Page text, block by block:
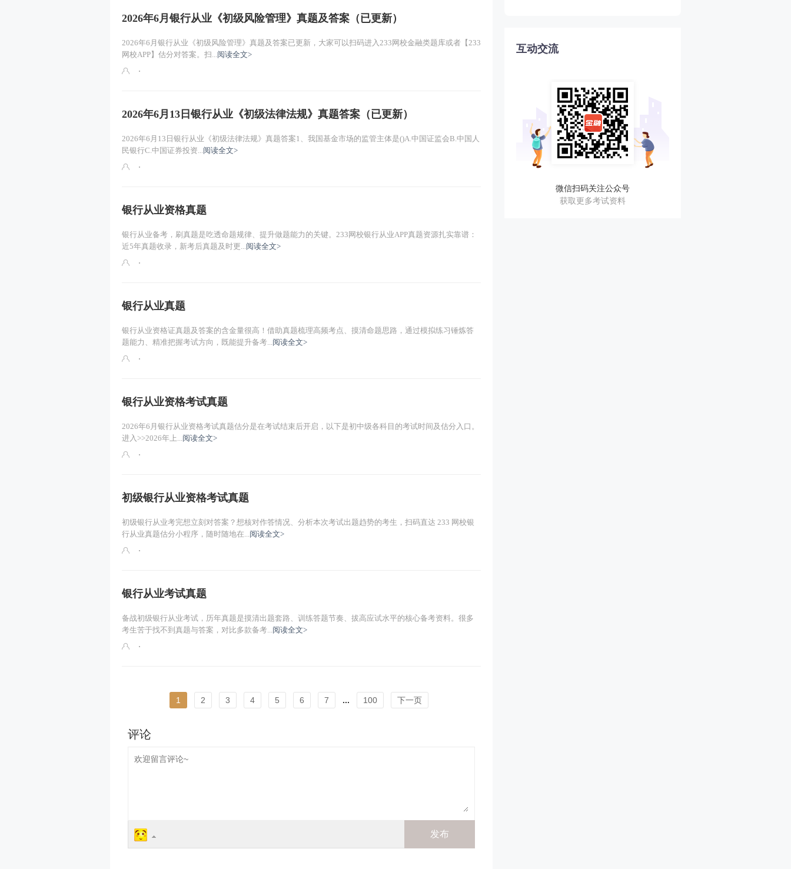
2026年6月银行从业《初级风险管理》真题及答案（已更新）
2026年6月银行从业《初级风险管理》真题及答案已更新，大家可以扫码进入233网校金融类题库或者【233
网校APP】估分对答案。扫...阅读全文>
2026年6月13日银行从业《初级法律法规》真题答案（已更新）
2026年6月13日银行从业《初级法律法规》真题答案1、我国基金市场的监管主体是()A.中国证监会B.中国人
民银行C.中国证券投资...阅读全文>
银行从业资格真题
银行从业备考，刷真题是吃透命题规律、提升做题能力的关键。233网校银行从业APP真题资源扎实靠谱：
近5年真题收录，新考后真题及时更...阅读全文>
银行从业真题
银行从业资格证真题及答案的含金量很高！借助真题梳理高频考点、摸清命题思路，通过模拟练习锤炼答
题能力、精准把握考试方向，既能提升备考...阅读全文>
银行从业资格考试真题
2026年6月银行从业资格考试真题估分是在考试结束后开启，以下是初中级各科目的考试时间及估分入口。
进入>>2026年上...阅读全文>
初级银行从业资格考试真题
初级银行从业考完想立刻对答案？想核对作答情况、分析本次考试出题趋势的考生，扫码直达 233 网校银
行从业真题估分小程序，随时随地在...阅读全文>
银行从业考试真题
备战初级银行从业考试，历年真题是摸清出题套路、训练答题节奏、拔高应试水平的核心备考资料。很多
考生苦于找不到真题与答案，对比多款备考...阅读全文>
1 2 3 4 5 6 7 ... 100 下一页
互动交流
微信扫码关注公众号
获取更多考试资料